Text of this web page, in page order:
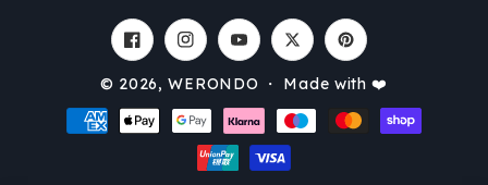
FacebookInstagramYouTubeTwitter Pinterest
© 2026,WERONDO
・ Made with ❤️
Zahlungsmethoden